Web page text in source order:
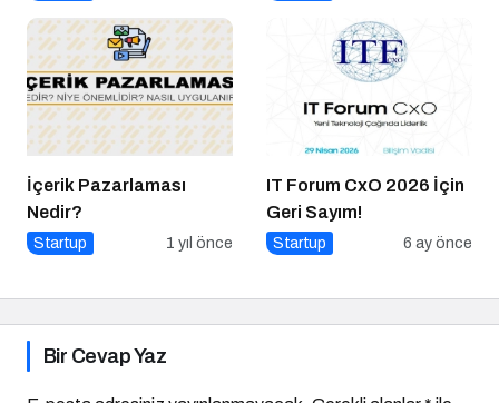
İçerik Pazarlaması
Nedir?
Startup 1 yıl önce
IT Forum CxO 2026 İçin
Geri Sayım!
Startup 6 ay önce
Bir Cevap Yaz